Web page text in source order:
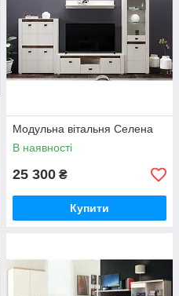
Модульна вітальня Селена
В наявності
25 300 ₴
Купити